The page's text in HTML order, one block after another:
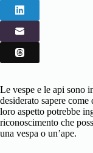
Le vespe e le api sono
desiderato sapere come
loro aspetto potrebbe
riconoscimento che
una vespa o un’ape.